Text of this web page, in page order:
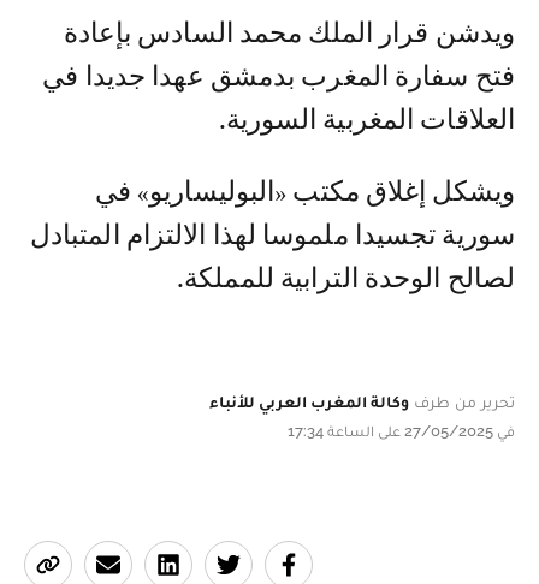
ويدشن قرار الملك محمد السادس بإعادة
فتح سفارة المغرب بدمشق عهدا جديدا في
العلاقات المغربية السورية.
ويشكل إغلاق مكتب «البوليساريو» في
سورية تجسيدا ملموسا لهذا الالتزام المتبادل
لصالح الوحدة الترابية للمملكة.
تحرير من طرف وكالة المغرب العربي للأنباء
في 27/05/2025 على الساعة 17:34